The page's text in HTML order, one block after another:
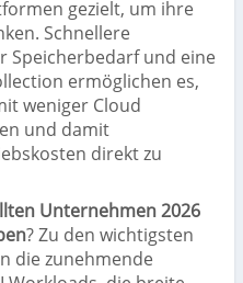
gezielt, um ihre
Schnellere
Speicherbedarf und eine
ermöglichen es,
weniger Cloud
und damit
direkt zu
Unternehmen 2026
? Zu den wichtigsten
die zunehmende